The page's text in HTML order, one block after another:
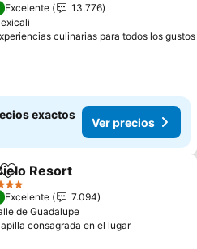
Excelente
13.776
culinarias para todos los gustos
exactos
Ver precios
Agregar a favoritos
Resort
Excelente
7.094
de Guadalupe
consagrada en el lugarVer